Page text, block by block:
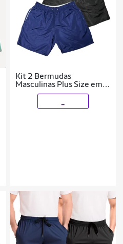
Kit 2 Bermudas
Masculinas Plus Size em
Tactel com Conforto e